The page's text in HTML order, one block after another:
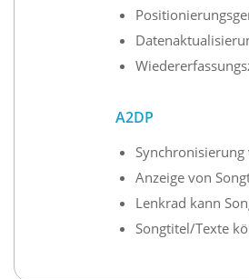
A2DP
Anzeige von
Lenkrad kann
Songtitel/Texte